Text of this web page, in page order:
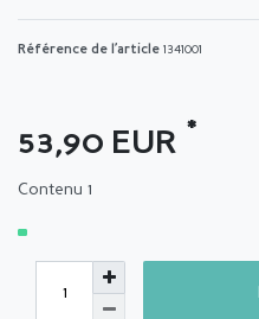
Référence de l’article 1341001
53,90 EUR *
Contenu 1